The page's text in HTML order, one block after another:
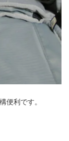
便利です。